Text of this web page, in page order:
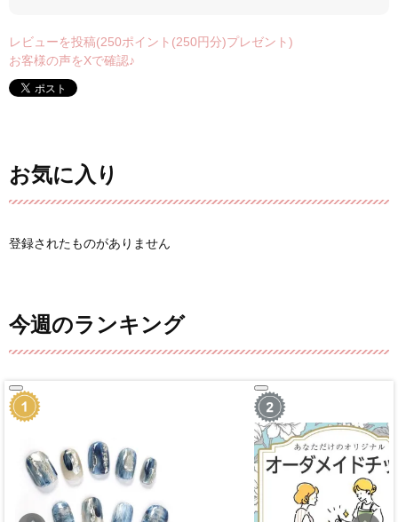
レビューを投稿(250ポイント(250円分)プレゼント)
お客様の声をXで確認♪
お気に入り
登録されたものがありません
今週のランキング